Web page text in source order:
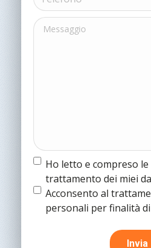
(Obbligatorio)
Messaggio
Termine
condizioni(Obbligatorio)
Ho letto e compreso
trattamento dei miei
Termine
condizioni
Acconsento al
personali per finalità